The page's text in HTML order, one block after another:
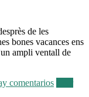
de les
bones vacances ens
ampli ventall de
comentarios